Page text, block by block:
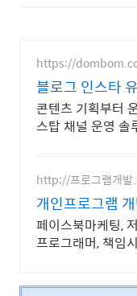
https://
블로그 인스타
콘텐츠 기획부터
스탑 채널 운영 솔
http://프로그램개발
개인프로그램
페이스북마케팅,
프로그래머, 책임